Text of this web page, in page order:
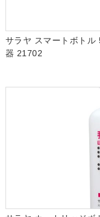
サラヤ スマートボトル
器 21702